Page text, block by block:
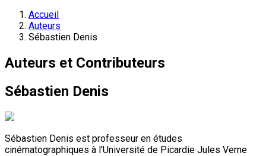
Accueil
Auteurs
Sébastien Denis
Auteurs et Contributeurs
Sébastien Denis
Sébastien Denis est professeur en études
cinématographiques à l'Université de Picardie Jules Verne